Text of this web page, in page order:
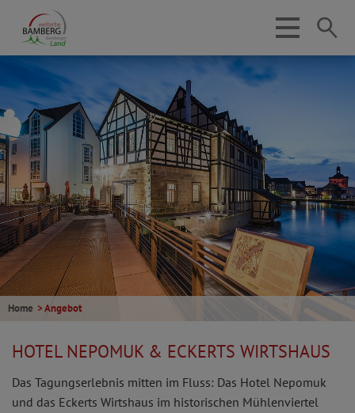
Home > Angebot
HOTEL NEPOMUK & ECKERTS WIRTSHAUS
Das Tagungserlebnis mitten im Fluss: Das Hotel Nepomuk
und das Eckerts Wirtshaus im historischen Mühlenviertel